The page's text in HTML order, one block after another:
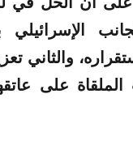
والثاني
على